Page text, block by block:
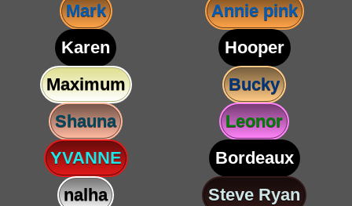
Mark
Annie pink
Karen
Hooper
Maximum
Bucky
Shauna
Leonor
YVANNE
Bordeaux
nalha
Steve Ryan